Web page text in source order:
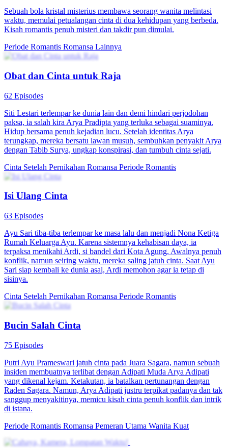
Sebuah bola kristal misterius membawa seorang wanita melintasi
waktu, memulai petualangan cinta di dua kehidupan yang berbeda.
Kisah romantis penuh misteri dan takdir pun dimulai.
Periode Romantis Romansa Lainnya
Obat dan Cinta untuk Raja
62 Episodes
Siti Lestari terlempar ke dunia lain dan demi hindari perjodohan
paksa, ia salah kira Arya Pradipta yang terluka sebagai suaminya.
Hidup bersama penuh kejadian lucu. Setelah identitas Arya
terungkap, mereka bersatu lawan musuh, sembuhkan penyakit Arya
dengan Tabib Surya, ungkap konspirasi, dan tumbuh cinta sejati.
Cinta Setelah Pernikahan Romansa Periode Romantis
Isi Ulang Cinta
63 Episodes
Ayu Sari tiba-tiba terlempar ke masa lalu dan menjadi Nona Ketiga
Rumah Keluarga Ayu. Karena sistemnya kehabisan daya, ia
terpaksa menikahi Ardi, si bandel dari Kota Agung. Awalnya penuh
konflik, namun seiring waktu, mereka saling jatuh cinta. Saat Ayu
Sari siap kembali ke dunia asal, Ardi memohon agar ia tetap di
sisinya.
Cinta Setelah Pernikahan Romansa Periode Romantis
Bucin Salah Cinta
75 Episodes
Putri Ayu Prameswari jatuh cinta pada Juara Sagara, namun sebuah
insiden membuatnya terlibat dengan Adipati Muda Arya Adipati
yang dikenal kejam. Ketakutan, ia batalkan pertunangan dengan
Raden Sagara. Namun, Arya Adipati justru terpikat padanya dan tak
sanggup menyakitinya, memicu kisah cinta penuh konflik dan intrik
di istana.
Periode Romantis Romansa Pemeran Utama Wanita Kuat